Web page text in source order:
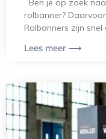
Ben je op zoek
rolbanner?
Rolbanners zijn
Lees meer ⟶